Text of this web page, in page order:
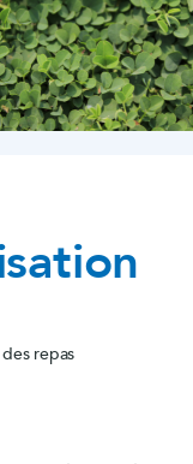
repas